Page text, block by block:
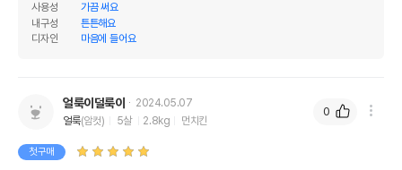
사용성
가끔 써요
내구성
튼튼해요
디자인
마음에 들어요
얼룩이덜룩이
2024.05.07
얼룩(암컷) 5살 2.8kg 먼치킨
첫구매
0